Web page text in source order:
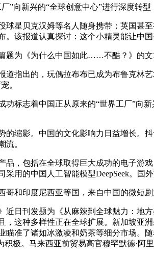
新兴的“全球创意中心”进行深度转型
贝克汉姆等名人随身携带；英国甚
该报道认真探讨：这个小精灵能让中国
为《为什么中国如此……不酷？》的文
出的，玩偶拉布布已成为布鲁克林艺
。
志着中国正从原来的“世界工厂”向
影。中国的文化影响力日益增长。
流。
包括在全球取得巨大成功的电子游
用的中国人工智能模型DeepSeek。国
印度尼西亚等国，来自中国的微短剧
刊发题为《从麻辣到全球魅力：地
，这种多样性正在全球扩展。新加坡亚
瞄准了诸如冰激凌和奶茶等细分市场
极。马来西亚前贸易高官穆罕默德·